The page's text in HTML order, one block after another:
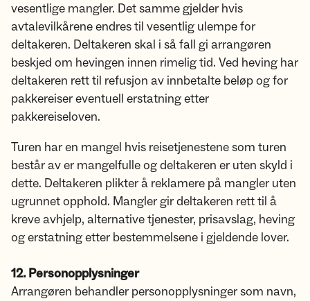
vesentlige mangler. Det samme gjelder hvis
avtalevilkårene endres til vesentlig ulempe for
deltakeren. Deltakeren skal i så fall gi arrangøren
beskjed om hevingen innen rimelig tid. Ved heving har
deltakeren rett til refusjon av innbetalte beløp og for
pakkereiser eventuell erstatning etter
pakkereiseloven.
Turen har en mangel hvis reisetjenestene som turen
består av er mangelfulle og deltakeren er uten skyld i
dette. Deltakeren plikter å reklamere på mangler uten
ugrunnet opphold. Mangler gir deltakeren rett til å
kreve avhjelp, alternative tjenester, prisavslag, heving
og erstatning etter bestemmelsene i gjeldende lover.
12. Personopplysninger
Arrangøren behandler personopplysninger som navn,